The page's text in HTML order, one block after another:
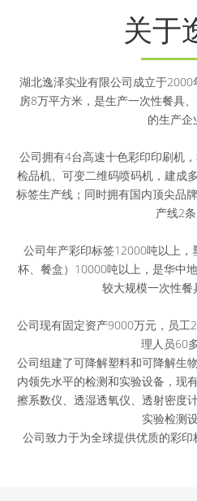
关于
湖北逸泽实业有限公司成立于
房8万平方米，是生产一次性餐具
的生产企
公司拥有4台高速十色彩印印刷机
检品机、可变二维码喷码机，建成
标签生产线；同时拥有国内顶尖品
产线2条
公司年产彩印标签12000吨以上
杯、餐盒）10000吨以上，是华中
较大规模一次性餐
公司现有固定资产9000万元，员工
理人员60多
公司组建了可降解塑料和可降解生
内领先水平的检测和实验设备，现
擦系数仪、透湿透氧仪、透射密度
实验检测设
公司致力于为全球提供优质的彩印